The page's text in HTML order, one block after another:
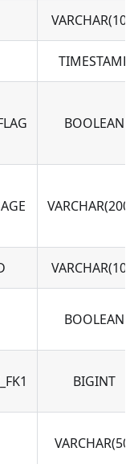
VARCHAR(100)
TIMESTAMP
BOOLEAN
VARCHAR(100)
BOOLEAN
BIGINT
VARCHAR(50)